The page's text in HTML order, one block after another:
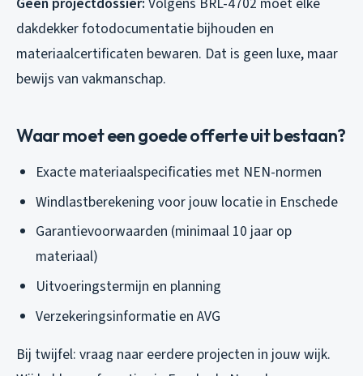
dakdekker fotodocumentatie bijhouden en
materiaalcertificaten bewaren. Dat is geen luxe, maar
bewijs van vakmanschap.
Waar moet een goede offerte uit bestaan?
Exacte materiaalspecificaties met NEN-normen
Windlastberekening voor jouw locatie in Enschede
Garantievoorwaarden (minimaal 10 jaar op
materiaal)
Uitvoeringstermijn en planning
Verzekeringsinformatie en AVG
Bij twijfel: vraag naar eerdere projecten in jouw wijk.